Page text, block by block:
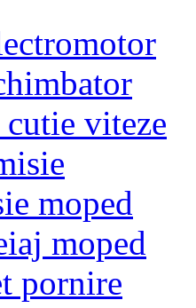
viteze
moped
moped
pornire